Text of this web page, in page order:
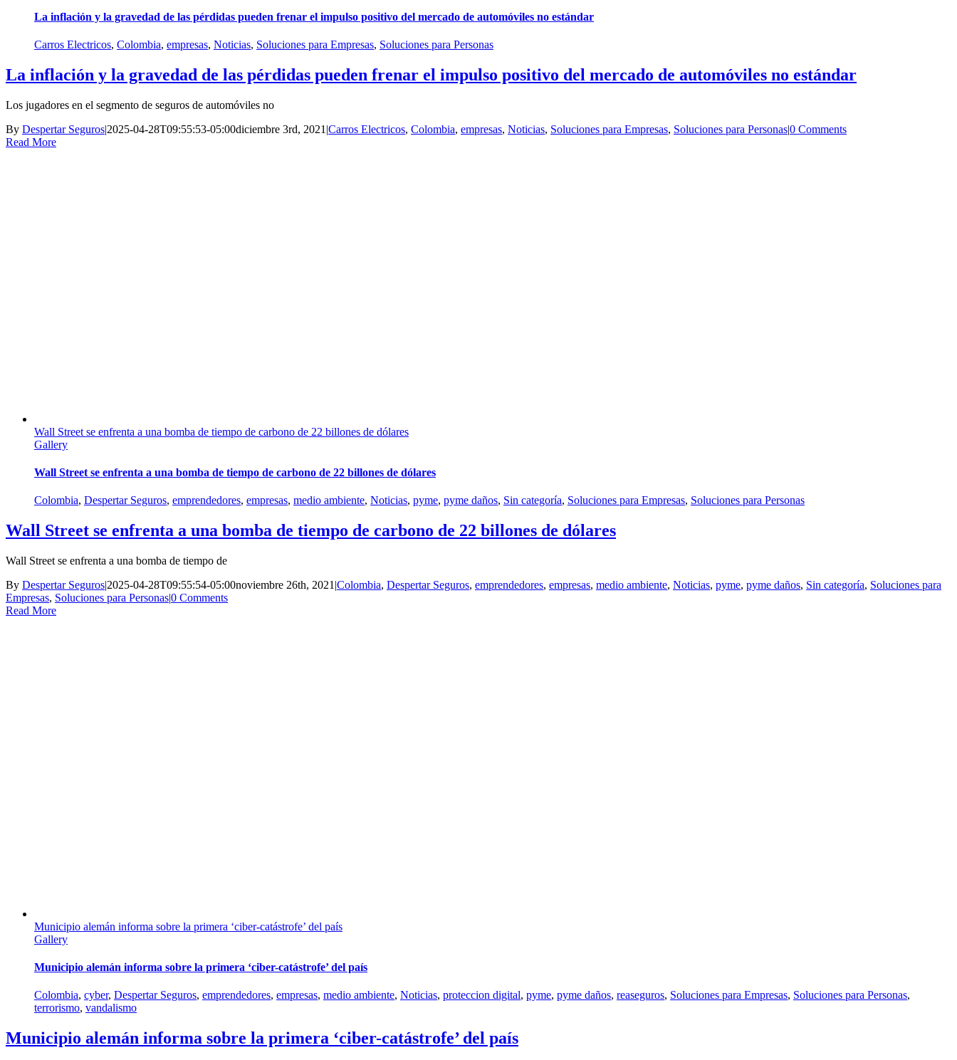
La inflación y la gravedad de las pérdidas pueden frenar el impulso positivo del mercado de automóviles no estándar
Carros Electricos, Colombia, empresas, Noticias, Soluciones para Empresas, Soluciones para Personas
La inflación y la gravedad de las pérdidas pueden frenar el impulso positivo del mercado de automóviles no estándar
Los jugadores en el segmento de seguros de automóviles no
By Despertar Seguros|2025-04-28T09:55:53-05:00diciembre 3rd, 2021 |Carros Electricos, Colombia, empresas, Noticias, Soluciones para Empresas, Soluciones para Personas|0 Comments
Read More
Wall Street se enfrenta a una bomba de tiempo de carbono de 22 billones de dólares
Gallery
Wall Street se enfrenta a una bomba de tiempo de carbono de 22 billones de dólares
Colombia, Despertar Seguros, emprendedores, empresas, medio ambiente, Noticias, pyme, pyme daños, Sin categoría, Soluciones para Empresas, Soluciones para Personas
Wall Street se enfrenta a una bomba de tiempo de carbono de 22 billones de dólares
Wall Street se enfrenta a una bomba de tiempo de
By Despertar Seguros|2025-04-28T09:55:54-05:00noviembre 26th, 2021 |Colombia, Despertar Seguros, emprendedores, empresas, medio ambiente, Noticias, pyme, pyme daños, Sin categoría, Soluciones para
Empresas, Soluciones para Personas|0 Comments
Read More
Municipio alemán informa sobre la primera ‘ciber-catástrofe’ del país
Gallery
Municipio alemán informa sobre la primera ‘ciber-catástrofe’ del país
Colombia, cyber, Despertar Seguros, emprendedores, empresas, medio ambiente, Noticias, proteccion digital, pyme, pyme daños, reaseguros, Soluciones para Empresas, Soluciones para Personas,
terrorismo, vandalismo
Municipio alemán informa sobre la primera ‘ciber-catástrofe’ del país